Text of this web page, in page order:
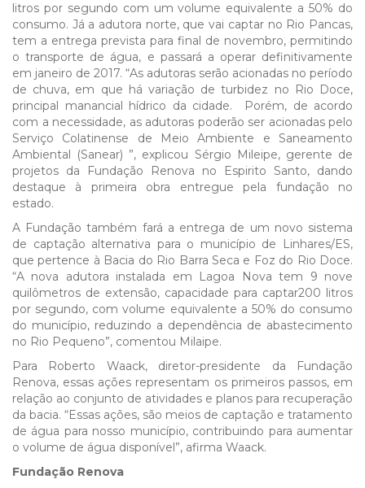
litros por segundo com um volume equivalente a 50% do
consumo. Já a adutora norte, que vai captar no Rio Pancas,
tem a entrega prevista para final de novembro, permitindo
o transporte de água, e passará a operar definitivamente
em janeiro de 2017. “As adutoras serão acionadas no período
de chuva, em que há variação de turbidez no Rio Doce,
principal manancial hídrico da cidade. Porém, de acordo
com a necessidade, as adutoras poderão ser acionadas pelo
Serviço Colatinense de Meio Ambiente e Saneamento
Ambiental (Sanear) ”, explicou Sérgio Mileipe, gerente de
projetos da Fundação Renova no Espirito Santo, dando
destaque à primeira obra entregue pela fundação no
estado.
A Fundação também fará a entrega de um novo sistema
de captação alternativa para o município de Linhares/ES,
que pertence à Bacia do Rio Barra Seca e Foz do Rio Doce.
“A nova adutora instalada em Lagoa Nova tem 9 nove
quilômetros de extensão, capacidade para captar200 litros
por segundo, com volume equivalente a 50% do consumo
do município, reduzindo a dependência de abastecimento
no Rio Pequeno”, comentou Milaipe.
Para Roberto Waack, diretor-presidente da Fundação
Renova, essas ações representam os primeiros passos, em
relação ao conjunto de atividades e planos para recuperação
da bacia. “Essas ações, são meios de captação e tratamento
de água para nosso município, contribuindo para aumentar
o volume de água disponível”, afirma Waack.
Fundação Renova